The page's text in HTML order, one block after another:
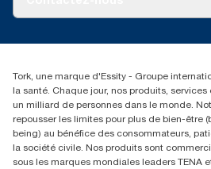
Réclamation pour distributeurs
02 766 05 30
Essity Belgium NV
Berkenlaan 8B
1831 MACHELEN
Tork, une marque d'Essity - Groupe
la santé. Chaque jour, nos produits,
un milliard de personnes dans le monde.
repousser les limites pour plus de bien-être
being) au bénéfice des consommateurs,
la société civile. Nos produits sont
sous les marques mondiales leaders TENA